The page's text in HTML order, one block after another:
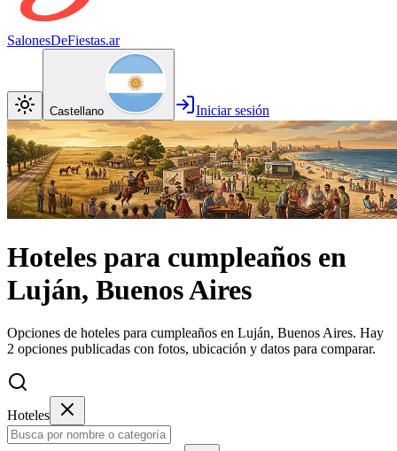
SalonesDeFiestas.ar
Castellano Iniciar sesión
Hoteles para cumpleaños en
Luján, Buenos Aires
Opciones de hoteles para cumpleaños en Luján, Buenos Aires. Hay
2 opciones publicadas con fotos, ubicación y datos para comparar.
Hoteles